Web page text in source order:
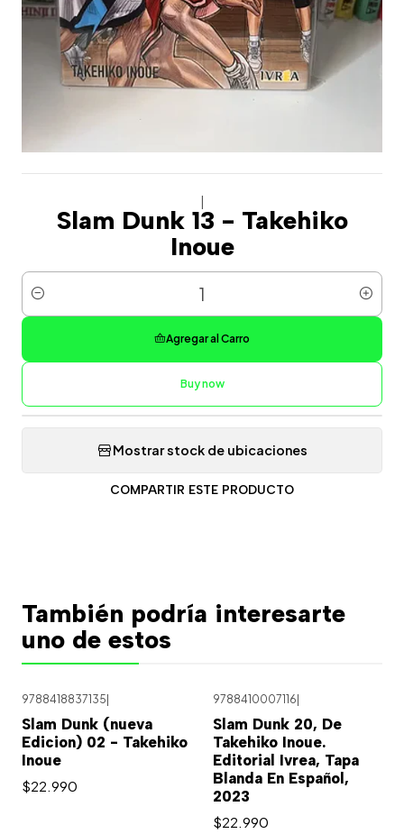
Slam Dunk 13 - Takehiko
Inoue
Cantidad
Agregar al Carro
Buy now
Mostrar stock de ubicaciones
COMPARTIR ESTE PRODUCTO
También podría interesarte
uno de estos
9788418837135|
Slam Dunk (nueva
Edicion) 02 - Takehiko
Inoue
$22.990
9788410007116|
Slam Dunk 20, De
Takehiko Inoue.
Editorial Ivrea, Tapa
Blanda En Español,
2023
$22.990